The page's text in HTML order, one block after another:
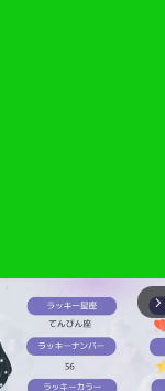
arrow_forward_ios